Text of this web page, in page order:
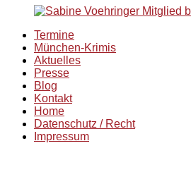
Termine
München-Krimis
Aktuelles
Presse
Blog
Kontakt
Home
Datenschutz / Recht
Impressum